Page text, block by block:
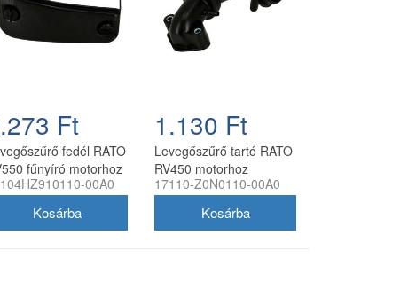
Ft
fedél RATO
fűnyíró motorhoz
00A0
1.130 Ft
Levegőszűrő tartó RATO
RV450 motorhoz
17110-Z0N0110-00A0